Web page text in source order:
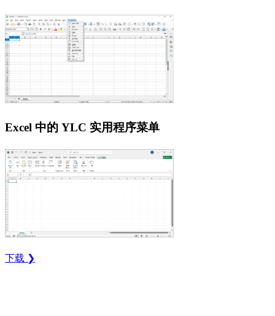
Excel 中的 YLC 实用程序菜单
下载 ❯